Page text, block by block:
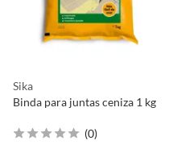
Sika
Binda para juntas ceniza 1 kg
(0)